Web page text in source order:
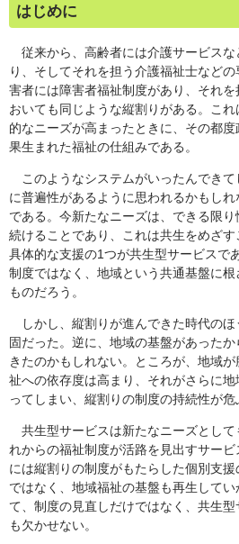
はじめに
従来から、高齢者には介護サービスな
り、そしてそれを担う介護福祉士など
害者には障害者福祉制度があり、それ
おいても同じような縦割りがある。こ
的なニーズが高まったときに、その都
果生まれた福祉の仕組みである。
このようなシステムがいったんできて
に普遍性があるように思われるかもし
である。今新たなニーズは、できる限
続けることであり、これは共生をめざ
具体的な支援の1つが共生型サービスで
制度ではなく、地域という共通基盤に
ものだろう。
しかし、縦割りが進んできた時代のほ
固だった。逆に、地域の基盤があった
きたのかもしれない。ところが、地域
祉への依存度は高まり、それがさらに
ってしまい、縦割りの制度の持続性が危
共生型サービスは新たなニーズとして
れからの福祉制度が活路を見出すサー
には縦割りの制度がもたらした個別支
ではなく、地域福祉の基盤も再生して
て、制度の見直しだけではなく、共生
も欠かせない。